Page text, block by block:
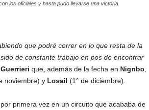
los oficiales y hasta pudo llevarse una victoria.
que podré correr en lo que resta de la
de constante trabajo en pos de encontrar
Guerrieri que, además de la fecha en Nignbo
noviembre) yLosail (1° de diciembre).
primera vez en un circuito que acababa de